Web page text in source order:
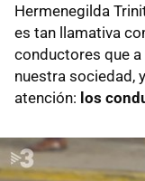
Hermenegilda
es tan llamativa
conductores que
nuestra sociedad,
atención: los